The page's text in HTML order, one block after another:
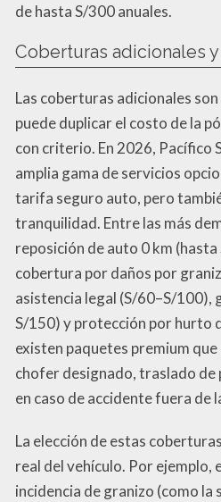
de hasta S/300 anuales.
Coberturas adicionales
Las coberturas adicionales
puede duplicar el costo de la
con criterio. En 2026, Pacífico
amplia gama de servicios
tarifa seguro auto, pero
tranquilidad. Entre las más
reposición de auto 0 km
cobertura por daños por
asistencia legal (S/60–S/100),
S/150) y protección por hurto
existen paquetes premium
chofer designado, traslado de
en caso de accidente fuera de
La elección de estas
real del vehículo. Por ejemplo,
incidencia de granizo (como